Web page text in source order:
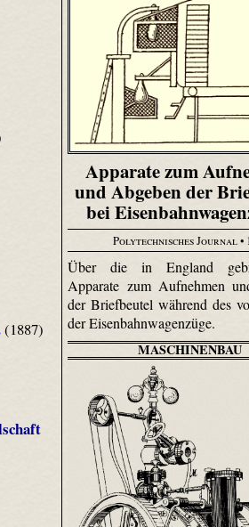
(1887)
Apparate zum
und Abgeben der
bei
Polytechnisches Journal•
Über die in England
Apparate zum Aufnehmen
der Briefbeutel während des
der Eisenbahnwagenzüge.
MASCHINENBAU